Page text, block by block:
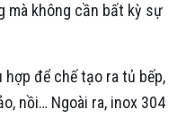
mà không cần bất kỳ sự
hợp để chế tạo ra tủ bếp,
nồi… Ngoài ra, inox 304